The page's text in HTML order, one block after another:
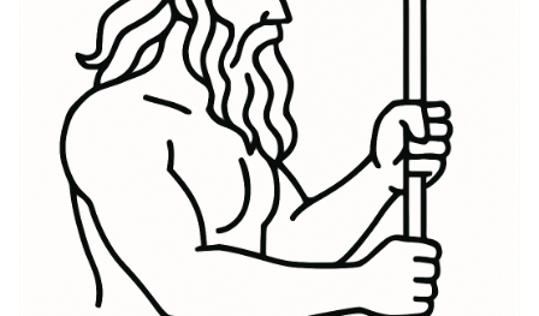
incarnant leur désir de voyages sûrs et de faveurs de
la part du dieu. Les idées de Poséidon ont évolué,
reflétant des interprétations modernes de force, de
stabilité et de respect de la nature. Les tatouages
représentant Poséidon peuvent aller de motifs
complexes de tridents à des portraits en pleine
longueur, chacun racontant une histoire de légendes
anciennes tout en résonnant avec un symbolisme
contemporain.